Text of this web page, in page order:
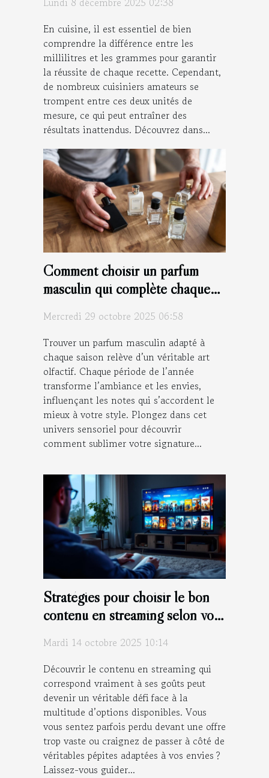
En cuisine, il est essentiel de bien
comprendre la différence entre les
millilitres et les grammes pour garantir
la réussite de chaque recette. Cependant,
de nombreux cuisiniers amateurs se
trompent entre ces deux unités de
mesure, ce qui peut entraîner des
résultats inattendus. Découvrez dans...
Comment choisir un parfum
masculin qui complète chaque
Mercredi 29 octobre 2025 06:58
Trouver un parfum masculin adapté à
chaque saison relève d’un véritable art
olfactif. Chaque période de l’année
transforme l’ambiance et les envies,
influençant les notes qui s’accordent le
mieux à votre style. Plongez dans cet
univers sensoriel pour découvrir
comment sublimer votre signature...
Stratégies pour choisir le bon
contenu en streaming selon vos
Mardi 14 octobre 2025 10:14
Découvrir le contenu en streaming qui
correspond vraiment à ses goûts peut
devenir un véritable défi face à la
multitude d’options disponibles. Vous
vous sentez parfois perdu devant une offre
trop vaste ou craignez de passer à côté de
véritables pépites adaptées à vos envies ?
Laissez-vous guider...